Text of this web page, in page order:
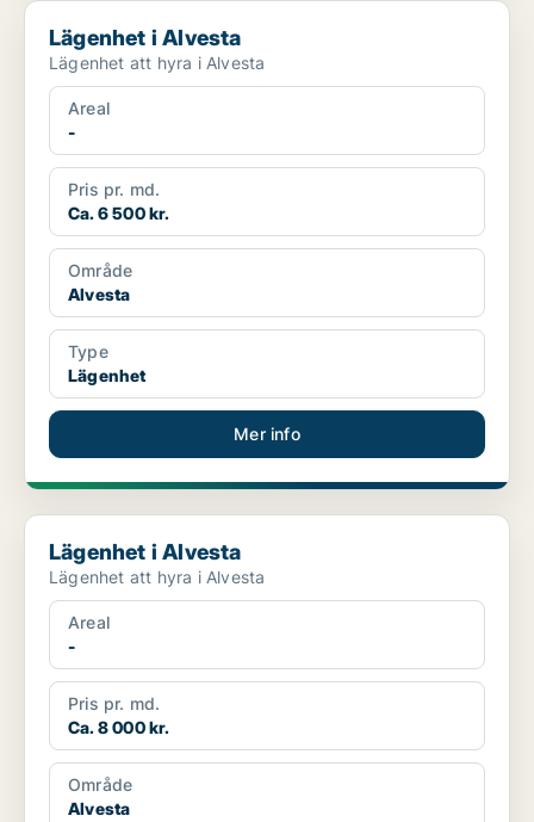
Lägenhet i Alvesta
Lägenhet i Alvesta
Lägenhet att hyra i Alvesta
Areal
-
Pris pr. md.
Ca. 6 500 kr.
Område
Alvesta
Type
Lägenhet
Mer info
Lägenhet i Alvesta
Lägenhet i Alvesta
Lägenhet att hyra i Alvesta
Areal
-
Pris pr. md.
Ca. 8 000 kr.
Område
Alvesta